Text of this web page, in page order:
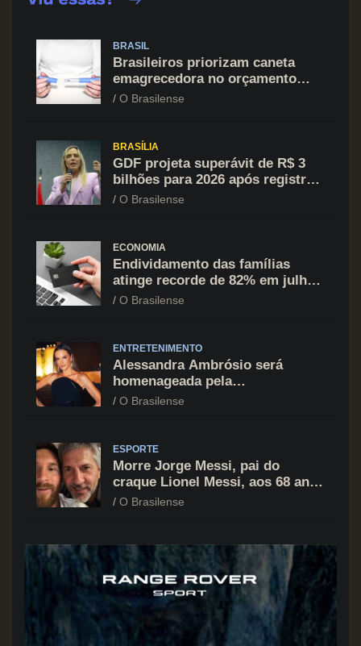
BRASIL
Brasileiros priorizam caneta
emagrecedora no orçamento
mesmo em situação de aperto
O Brasilense
BRASÍLIA
GDF projeta superávit de R$ 3
bilhões para 2026 após registrar
recuo no déficit
O Brasilense
ECONOMIA
Endividamento das famílias
atinge recorde de 82% em julho;
cartão de crédito segue como
O Brasilense
ENTRETENIMENTO
Alessandra Ambrósio será
homenageada pela
BrazilFoundation no New York
O Brasilense
ESPORTE
Morre Jorge Messi, pai do
craque Lionel Messi, aos 68 anos
na Argentina
O Brasilense